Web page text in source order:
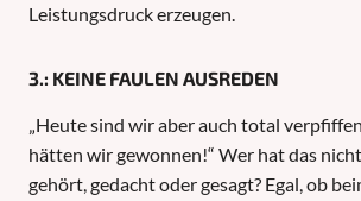
Leistungsdruck erzeugen.
3.: KEINE FAULEN AUSREDEN
„Heute sind wir aber auch total
hätten wir gewonnen!“ Wer hat das
gehört, gedacht oder gesagt? Egal, ob